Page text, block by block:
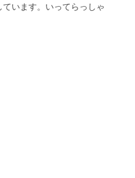
います。いってらっしゃ